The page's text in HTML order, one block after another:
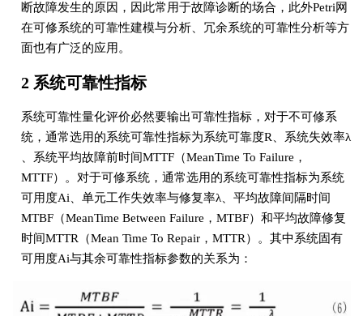
断故障发生的原因，因此常用于故障诊断的场合，此外Petri网
在可修系统的可靠性建模与分析、冗余系统的可靠性分析等方
面也有广泛的应用。
2 系统可靠性指标
系统可靠性量化评价必然要输出可靠性指标，对于不可修系
统，通常选用的系统可靠性指标为系统可靠度R、系统失效率λ
、系统平均故障前时间MTTF（MeanTime To Failure，
MTTF）。对于可修系统，通常选用的系统可靠性指标为系统
可用度Ai、单元工作失效率与修复率λ、平均故障间隔时间
MTBF（MeanTime Between Failure，MTBF）和平均故障修复
时间MTTR（Mean Time To Repair，MTTR）。其中系统固有
可用度Ai与其余可靠性指标参数的关系为：